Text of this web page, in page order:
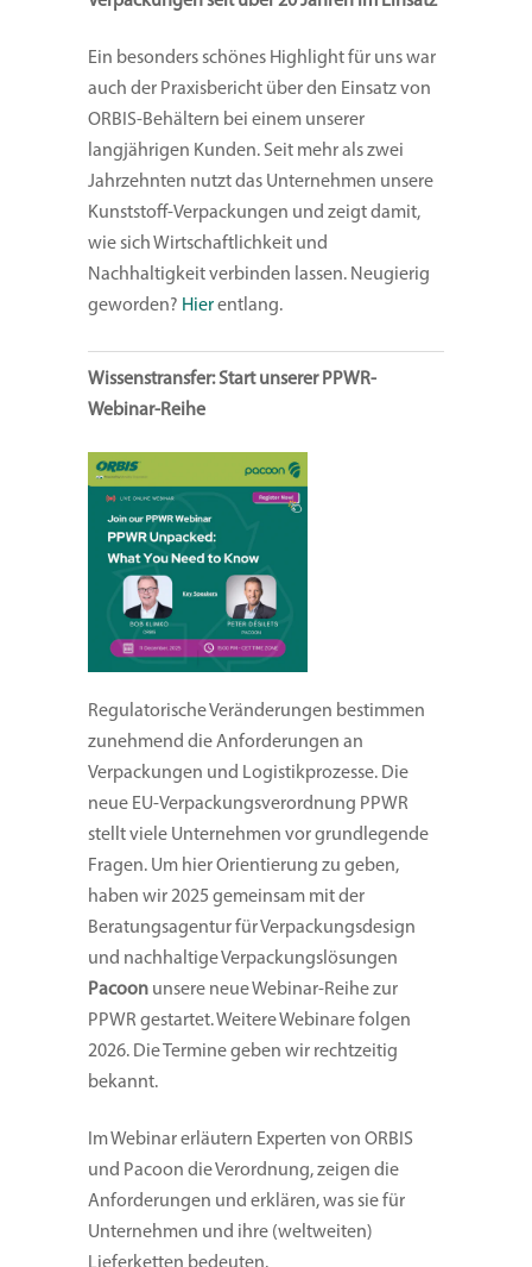
Ein besonders schönes Highlight für uns war
auch der Praxisbericht über den Einsatz von
ORBIS-Behältern bei einem unserer
langjährigen Kunden. Seit mehr als zwei
Jahrzehnten nutzt das Unternehmen unsere
Kunststoff-Verpackungen und zeigt damit,
wie sich Wirtschaftlichkeit und
Nachhaltigkeit verbinden lassen. Neugierig
geworden? Hierentlang.
Wissenstransfer: Start unserer PPWR-
Webinar-Reihe
Regulatorische Veränderungen bestimmen
zunehmend die Anforderungen an
Verpackungen und Logistikprozesse. Die
neue EU-Verpackungsverordnung PPWR
stellt viele Unternehmen vor grundlegende
Fragen. Um hier Orientierung zu geben,
haben wir 2025 gemeinsam mit der
Beratungsagentur für Verpackungsdesign
und nachhaltige Verpackungslösungen
Pacoon unsere neue Webinar-Reihe zur
PPWR gestartet. Weitere Webinare folgen
2026. Die Termine geben wir rechtzeitig
bekannt.
Im Webinar erläutern Experten von ORBIS
und Pacoon die Verordnung, zeigen die
Anforderungen und erklären, was sie für
Unternehmen und ihre (weltweiten)
Lieferketten bedeuten.